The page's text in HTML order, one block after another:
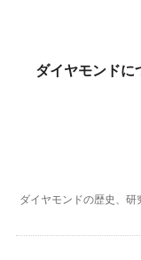
ダイヤモンドに
ダイヤモンドの歴史、